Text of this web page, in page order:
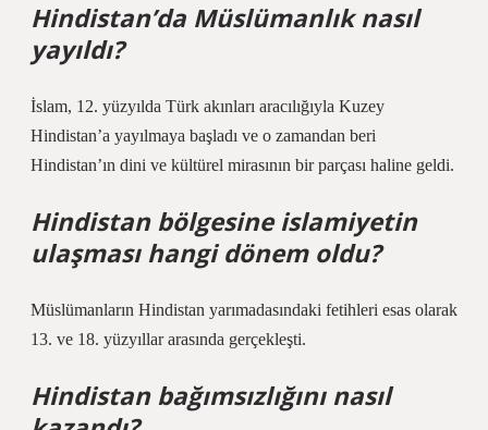
Hindistan’da Müslümanlık nasıl
yayıldı?
İslam, 12. yüzyılda Türk akınları aracılığıyla Kuzey
Hindistan’a yayılmaya başladı ve o zamandan beri
Hindistan’ın dini ve kültürel mirasının bir parçası haline geldi.
Hindistan bölgesine islamiyetin
ulaşması hangi dönem oldu?
Müslümanların Hindistan yarımadasındaki fetihleri ​​esas olarak
13. ve 18. yüzyıllar arasında gerçekleşti.
Hindistan bağımsızlığını nasıl